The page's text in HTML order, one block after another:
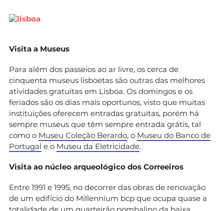
Visita a Museus
Para além dos passeios ao ar livre, os cerca de
cinquenta museus lisboetas são outras das melhores
atividades gratuitas em Lisboa. Os domingos e os
feriados são os dias mais oportunos, visto que muitas
instituições oferecem entradas gratuitas, porém há
sempre museus que têm sempre entrada grátis, tal
como o Museu Coleção Berardo, o Museu do Banco de
Portugal e o Museu da Eletricidade.
Visita ao núcleo arqueológico dos Correeiros
Entre 1991 e 1995, no decorrer das obras de renovação
de um edifício do Millennium bcp que ocupa quase a